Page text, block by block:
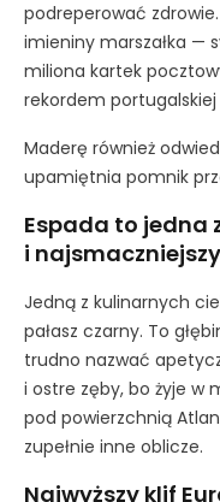
podreperować
imieniny marszałka —
miliona kartek
rekordem
Maderę również
upamiętnia pomnik
Espada to jedna
i
Jedną z kulinarnych
pałasz czarny. To
trudno nazwać
i ostre zęby, bo żyje w
pod powierzchnią
zupełnie inne oblicze.
Najwyższy klif